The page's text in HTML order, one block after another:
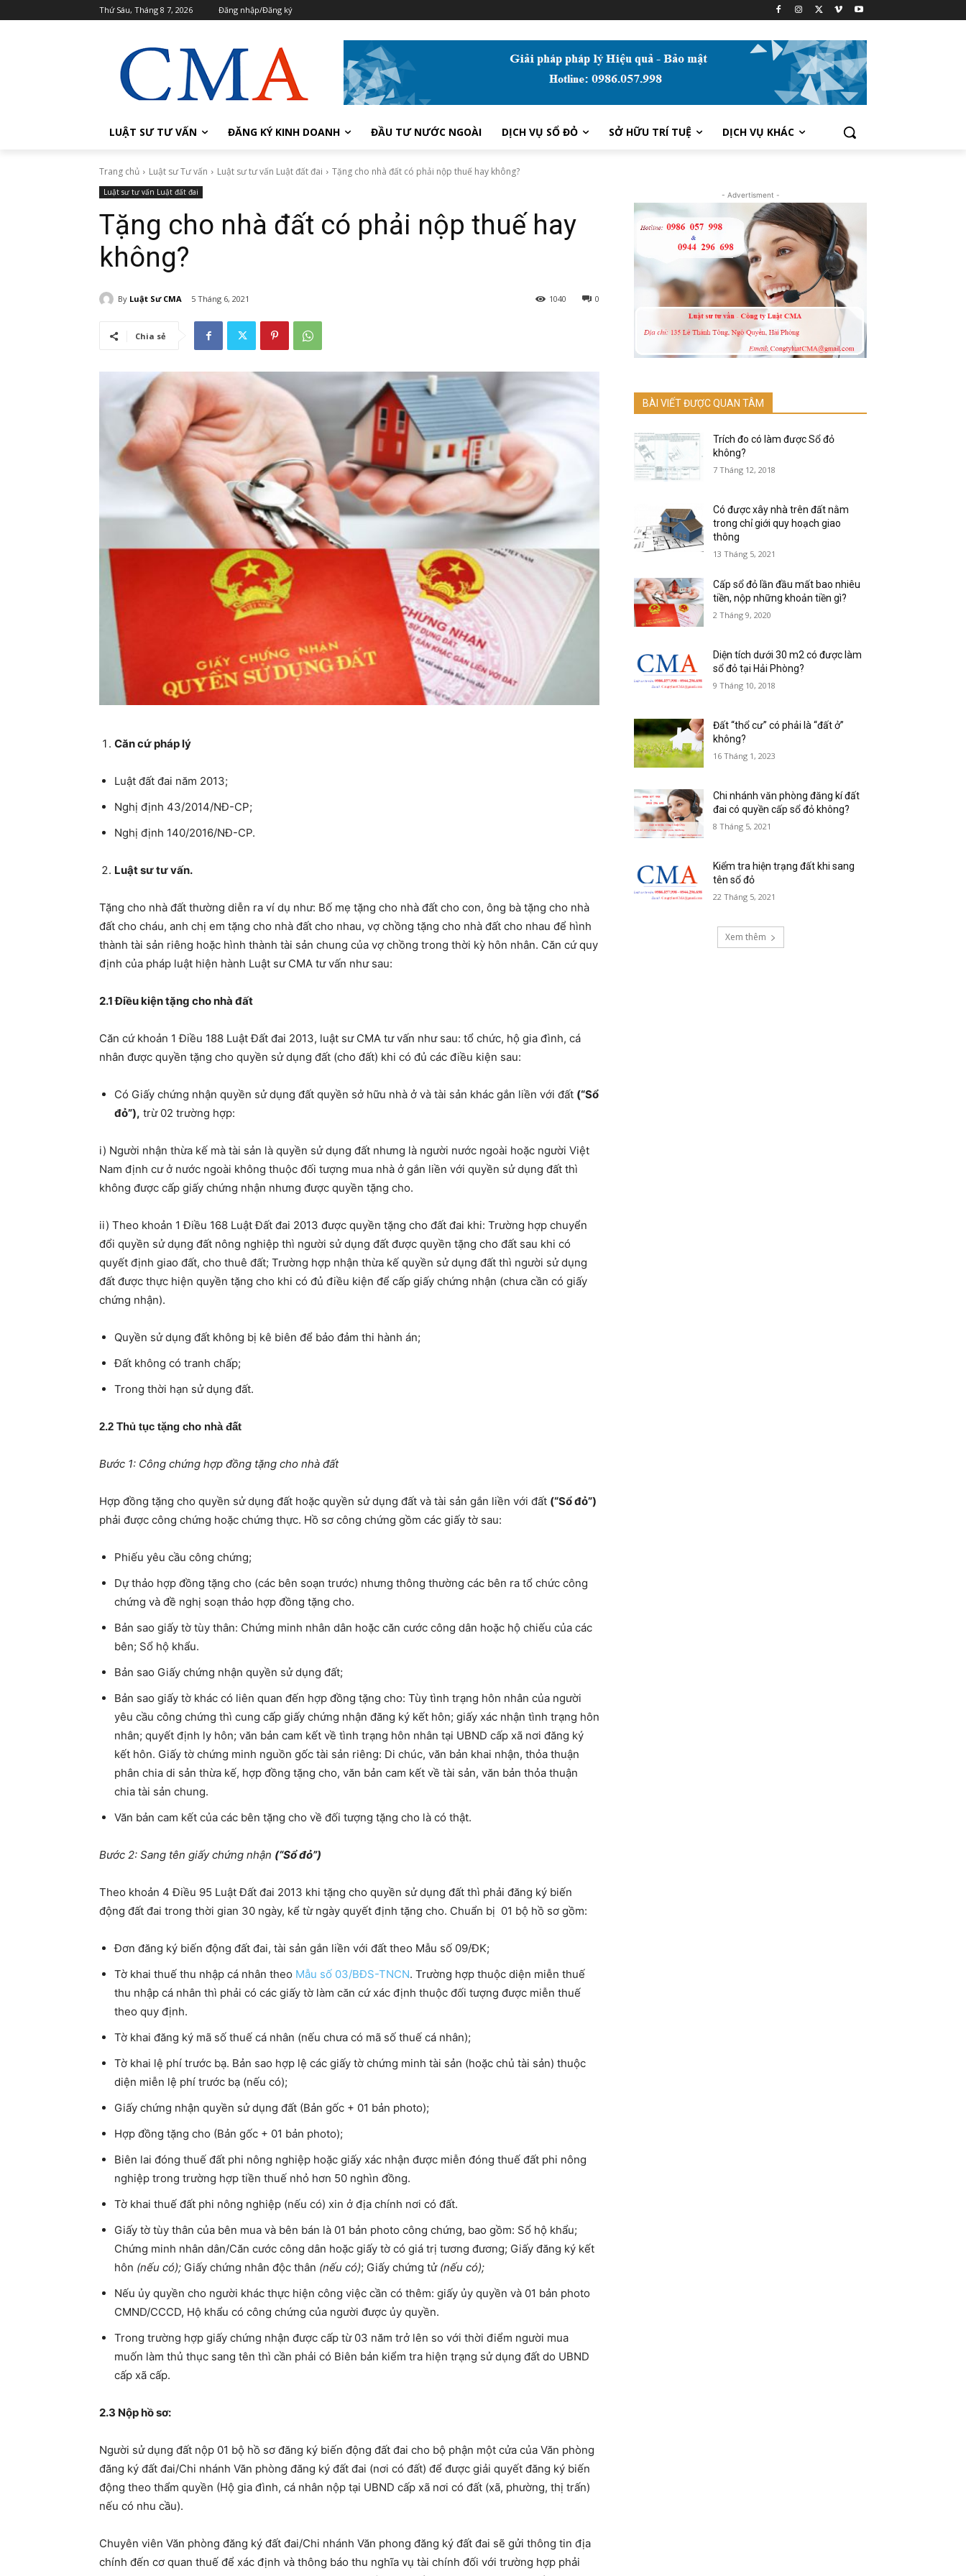
Thứ Sáu, Tháng 8 7, 2026 Đăng nhập/Đăng ký
LUẬT SƯ TƯ VẤN ĐĂNG KÝ KINH DOANH ĐẦU TƯ NƯỚC NGOÀI DỊCH VỤ SỔ ĐỎ SỞ HỮU TRÍ TUỆ DỊCH VỤ KHÁC
Trang chủ Luật sư Tư vấn Luật sư tư vấn Luật đất đai Tặng cho nhà đất có phải nộp thuế hay không?
Luật sư tư vấn Luật đất đai
Tặng cho nhà đất có phải nộp thuế hay
không?
By Luật Sư CMA 5 Tháng 6, 2021 0
1040
Chia sẻ
Căn cứ pháp lý
Luật đất đai năm 2013;
Nghị định 43/2014/NĐ-CP;
Nghị định 140/2016/NĐ-CP.
Luật sư tư vấn.
Tặng cho nhà đất thường diễn ra ví dụ như: Bố mẹ tặng cho nhà đất cho con, ông bà tặng cho nhà
đất cho cháu, anh chị em tặng cho nhà đất cho nhau, vợ chồng tặng cho nhà đất cho nhau để hình
thành tài sản riêng hoặc hình thành tài sản chung của vợ chồng trong thời kỳ hôn nhân. Căn cứ quy
định của pháp luật hiện hành Luật sư CMA tư vấn như sau:
2.1 Điều kiện tặng cho nhà đất
Căn cứ khoản 1 Điều 188 Luật Đất đai 2013, luật sư CMA tư vấn như sau: tổ chức, hộ gia đình, cá
nhân được quyền tặng cho quyền sử dụng đất (cho đất) khi có đủ các điều kiện sau:
Có Giấy chứng nhận quyền sử dụng đất quyền sở hữu nhà ở và tài sản khác gắn liền với đất (“Sổ
đỏ”), trừ 02 trường hợp:
i) Người nhận thừa kế mà tài sản là quyền sử dụng đất nhưng là người nước ngoài hoặc người Việt
Nam định cư ở nước ngoài không thuộc đối tượng mua nhà ở gắn liền với quyền sử dụng đất thì
không được cấp giấy chứng nhận nhưng được quyền tặng cho.
ii) Theo khoản 1 Điều 168 Luật Đất đai 2013 được quyền tặng cho đất đai khi: Trường hợp chuyển
đổi quyền sử dụng đất nông nghiệp thì người sử dụng đất được quyền tặng cho đất sau khi có
quyết định giao đất, cho thuê đất; Trường hợp nhận thừa kế quyền sử dụng đất thì người sử dụng
đất được thực hiện quyền tặng cho khi có đủ điều kiện để cấp giấy chứng nhận (chưa cần có giấy
chứng nhận).
Quyền sử dụng đất không bị kê biên để bảo đảm thi hành án;
Đất không có tranh chấp;
Trong thời hạn sử dụng đất.
2.2 Thủ tục tặng cho nhà đất
Bước 1: Công chứng hợp đồng tặng cho nhà đất
Hợp đồng tặng cho quyền sử dụng đất hoặc quyền sử dụng đất và tài sản gắn liền với đất (“Sổ đỏ”)
phải được công chứng hoặc chứng thực. Hồ sơ công chứng gồm các giấy tờ sau:
Phiếu yêu cầu công chứng;
Dự thảo hợp đồng tặng cho (các bên soạn trước) nhưng thông thường các bên ra tổ chức công
chứng và đề nghị soạn thảo hợp đồng tặng cho.
Bản sao giấy tờ tùy thân: Chứng minh nhân dân hoặc căn cước công dân hoặc hộ chiếu của các
bên; Sổ hộ khẩu.
Bản sao Giấy chứng nhận quyền sử dụng đất;
Bản sao giấy tờ khác có liên quan đến hợp đồng tặng cho: Tùy tình trạng hôn nhân của người
yêu cầu công chứng thì cung cấp giấy chứng nhận đăng ký kết hôn; giấy xác nhận tình trạng hôn
nhân; quyết định ly hôn; văn bản cam kết về tình trạng hôn nhân tại UBND cấp xã nơi đăng ký
kết hôn. Giấy tờ chứng minh nguồn gốc tài sản riêng: Di chúc, văn bản khai nhận, thỏa thuận
phân chia di sản thừa kế, hợp đồng tặng cho, văn bản cam kết về tài sản, văn bản thỏa thuận
chia tài sản chung.
Văn bản cam kết của các bên tặng cho về đối tượng tặng cho là có thật.
Bước 2: Sang tên giấy chứng nhận (“Sổ đỏ”)
Theo khoản 4 Điều 95 Luật Đất đai 2013 khi tặng cho quyền sử dụng đất thì phải đăng ký biến
động đất đai trong thời gian 30 ngày, kể từ ngày quyết định tặng cho. Chuẩn bị 01 bộ hồ sơ gồm:
Đơn đăng ký biến động đất đai, tài sản gắn liền với đất theo Mẫu số 09/ĐK;
Tờ khai thuế thu nhập cá nhân theo Mẫu số 03/BĐS-TNCN. Trường hợp thuộc diện miễn thuế
thu nhập cá nhân thì phải có các giấy tờ làm căn cứ xác định thuộc đối tượng được miễn thuế
theo quy định.
Tờ khai đăng ký mã số thuế cá nhân (nếu chưa có mã số thuế cá nhân);
Tờ khai lệ phí trước bạ. Bản sao hợp lệ các giấy tờ chứng minh tài sản (hoặc chủ tài sản) thuộc
diện miễn lệ phí trước bạ (nếu có);
Giấy chứng nhận quyền sử dụng đất (Bản gốc + 01 bản photo);
Hợp đồng tặng cho (Bản gốc + 01 bản photo);
Biên lai đóng thuế đất phi nông nghiệp hoặc giấy xác nhận được miễn đóng thuế đất phi nông
nghiệp trong trường hợp tiền thuế nhỏ hơn 50 nghìn đồng.
Tờ khai thuế đất phi nông nghiệp (nếu có) xin ở địa chính nơi có đất.
Giấy tờ tùy thân của bên mua và bên bán là 01 bản photo công chứng, bao gồm: Sổ hộ khẩu;
Chứng minh nhân dân/Căn cước công dân hoặc giấy tờ có giá trị tương đương; Giấy đăng ký kết
hôn (nếu có); Giấy chứng nhân độc thân (nếu có); Giấy chứng tử (nếu có);
Nếu ủy quyền cho người khác thực hiện công việc cần có thêm: giấy ủy quyền và 01 bản photo
CMND/CCCD, Hộ khẩu có công chứng của người được ủy quyền.
Trong trường hợp giấy chứng nhận được cấp từ 03 năm trở lên so với thời điểm người mua
muốn làm thủ thục sang tên thì cần phải có Biên bản kiểm tra hiện trạng sử dụng đất do UBND
cấp xã cấp.
2.3 Nộp hồ sơ:
Người sử dụng đất nộp 01 bộ hồ sơ đăng ký biến động đất đai cho bộ phận một cửa của Văn phòng
đăng ký đất đai/Chi nhánh Văn phòng đăng ký đất đai (nơi có đất) để được giải quyết đăng ký biến
động theo thẩm quyền (Hộ gia đình, cá nhân nộp tại UBND cấp xã nơi có đất (xã, phường, thị trấn)
nếu có nhu cầu).
Chuyên viên Văn phòng đăng ký đất đai/Chi nhánh Văn phong đăng ký đất đai sẽ gửi thông tin địa
chính đến cơ quan thuế để xác định và thông báo thu nghĩa vụ tài chính đối với trường hợp phải
- Advertisment -
BÀI VIẾT ĐƯỢC QUAN TÂM
Trích đo có làm được Sổ đỏ
không?
7 Tháng 12, 2018
Có được xây nhà trên đất nằm
trong chỉ giới quy hoạch giao
thông
13 Tháng 5, 2021
Cấp sổ đỏ lần đầu mất bao nhiêu
tiền, nộp những khoản tiền gì?
2 Tháng 9, 2020
Diện tích dưới 30 m2 có được làm
sổ đỏ tại Hải Phòng?
9 Tháng 10, 2018
Đất “thổ cư” có phải là “đất ở”
không?
16 Tháng 1, 2023
Chi nhánh văn phòng đăng kí đất
đai có quyền cấp sổ đỏ không?
8 Tháng 5, 2021
Kiểm tra hiện trạng đất khi sang
tên sổ đỏ
22 Tháng 5, 2021
Xem thêm